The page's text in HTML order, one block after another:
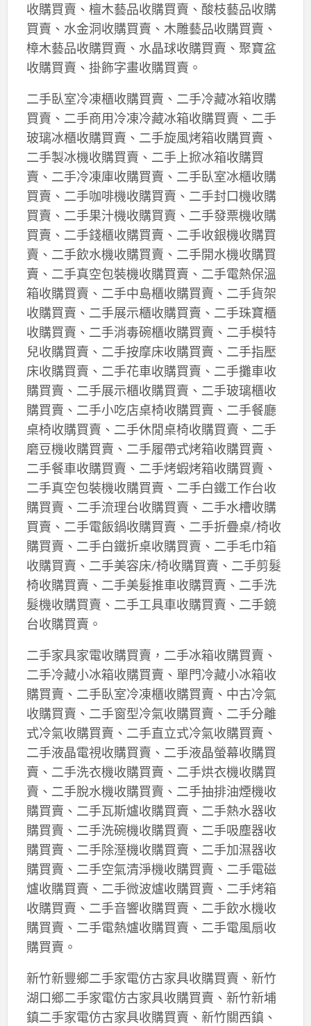
收購買賣、檀木藝品收購買賣、酸枝藝品收購
買賣、水金洞收購買賣、木雕藝品收購買賣、
樟木藝品收購買賣、水晶球收購買賣、聚寶盆
收購買賣、掛飾字畫收購買賣。
二手臥室冷凍櫃收購買賣、二手冷藏冰箱收購
買賣、二手商用冷凍冷藏冰箱收購買賣、二手
玻璃冰櫃收購買賣、二手旋風烤箱收購買賣、
二手製冰機收購買賣、二手上掀冰箱收購買
賣、二手冷凍庫收購買賣、二手臥室冰櫃收購
買賣、二手咖啡機收購買賣、二手封口機收購
買賣、二手果汁機收購買賣、二手發票機收購
買賣、二手錢櫃收購買賣、二手收銀機收購買
賣、二手飲水機收購買賣、二手開水機收購買
賣、二手真空包裝機收購買賣、二手電熱保溫
箱收購買賣、二手中島櫃收購買賣、二手貨架
收購買賣、二手展示櫃收購買賣、二手珠寶櫃
收購買賣、二手消毒碗櫃收購買賣、二手模特
兒收購買賣、二手按摩床收購買賣、二手指壓
床收購買賣、二手花車收購買賣、二手攤車收
購買賣、二手展示櫃收購買賣、二手玻璃櫃收
購買賣、二手小吃店桌椅收購買賣、二手餐廳
桌椅收購買賣、二手休閒桌椅收購買賣、二手
磨豆機收購買賣、二手履帶式烤箱收購買賣、
二手餐車收購買賣、二手烤蝦烤箱收購買賣、
二手真空包裝機收購買賣、二手白鐵工作台收
購買賣、二手流理台收購買賣、二手水槽收購
買賣、二手電飯鍋收購買賣、二手折疊桌/椅收
購買賣、二手白鐵折桌收購買賣、二手毛巾箱
收購買賣、二手美容床/椅收購買賣、二手剪髮
椅收購買賣、二手美髮推車收購買賣、二手洗
髮機收購買賣、二手工具車收購買賣、二手鏡
台收購買賣。
二手家具家電收購買賣，二手冰箱收購買賣、
二手冷藏小冰箱收購買賣、單門冷藏小冰箱收
購買賣、二手臥室冷凍櫃收購買賣、中古冷氣
收購買賣、二手窗型冷氣收購買賣、二手分離
式冷氣收購買賣、二手直立式冷氣收購買賣、
二手液晶電視收購買賣、二手液晶螢幕收購買
賣、二手洗衣機收購買賣、二手烘衣機收購買
賣、二手脫水機收購買賣、二手抽排油煙機收
購買賣、二手瓦斯爐收購買賣、二手熱水器收
購買賣、二手洗碗機收購買賣、二手吸塵器收
購買賣、二手除溼機收購買賣、二手加濕器收
購買賣、二手空氣清淨機收購買賣、二手電磁
爐收購買賣、二手微波爐收購買賣、二手烤箱
收購買賣、二手音響收購買賣、二手飲水機收
購買賣、二手電熱爐收購買賣、二手電風扇收
購買賣。
新竹新豐鄉二手家電仿古家具收購買賣、新竹
湖口鄉二手家電仿古家具收購買賣、新竹新埔
鎮二手家電仿古家具收購買賣、新竹關西鎮、